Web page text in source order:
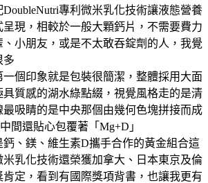
專利微米乳化技術讓液態營養
現，相較於一般大顆鈣片，不需要費力
小朋友，或是不太敢吞錠劑的人，我覺
多
個印象就是包裝很簡潔，整體採用大面
質感的湖水綠點綴，視覺風格走的是清
吸睛的是中央那個由幾何色塊拼接而成
間還貼心包覆著「Mg+D」
、鎂、維生素D攜手合作的黃金組合這
米乳化技術還榮獲加拿大、日本東京及倫
定，看到有國際獎項背書，也讓我更有